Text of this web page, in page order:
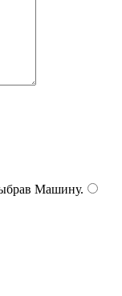
Машину.